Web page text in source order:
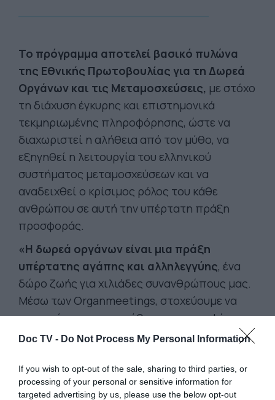
Doc TV - Do Not Process My Personal Information
If you wish to opt-out of the sale, sharing to third parties, or
processing of your personal or sensitive information for
targeted advertising by us, please use the below opt-out
Το πρόγραμμα αποτελεί βασικό πυλώνα
της Εθνικής Πρωτοβουλίας για τη Δωρεά
Οργάνων και τις Μεταμοσχεύσεις, με στόχο
τη διάχυση έγκυρης και επιστημονικά
τεκμηριωμένης πληροφόρησης, ώστε να
διαχωριστεί η αλήθεια από τον μύθο, να
εξηγηθεί η λειτουργία του ελληνικού
συστήματος μεταμοσχεύσεων και να
αναδειχθεί ο κρίσιμος ρόλος του κάθε
ανθρώπου σε αυτή την υπέρτατη πράξη
προσφοράς.
«Η δωρεά οργάνων είναι μια πράξη
υπέρτατης αγάπης και αλληλεγγύης, ένα
δώρο ζωής για χιλιάδες συνανθρώπους μας.
Μέσω των Organmeetings, στοχεύουμε να
καταρρίψουμε τους μύθους, να προσφέρουμε
έγκυρη γνώση και να εμπνεύσουμε συλλογική
Προγραμμάτων Υγείας του Ιδρύματος Ωνάση,
Αλέξανδρος Μωρέλλας. «Η ανταπόκριση